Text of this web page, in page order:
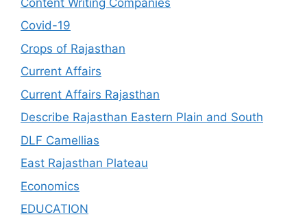
Covid-19
Crops of Rajasthan
Current Affairs
Current Affairs Rajasthan
Describe Rajasthan Eastern Plain and South
DLF Camellias
East Rajasthan Plateau
Economics
EDUCATION